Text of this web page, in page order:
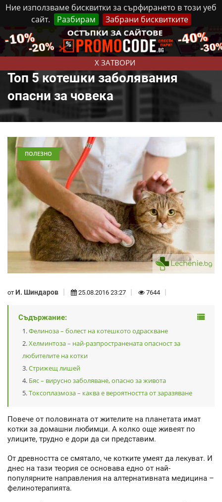
Ние използваме бисквитки за сърфирането в този уеб
сайт.
Разбирам Забрани бисквитките
X ЗАТВОРИ
Петък, 7 Август, 2026 Реклама Контакти
Топ 5 котешки заболявания
опасни за човека
ПОЛЕЗНО
от И. Шиндаров 25.08.2016 23:27 7644
Съдържание:
Фелиноза – болест на котешкото одраскване
Хелминтоза – най-разпространената опасност за
любителите на котки
Стрижещ лишей
Бяс – вирусно заболяване, опасно за живота
Токсоплазмоза – каква е вероятността от заразяване
Повече от половината от жителите на планетата имат
котки за домашни любимци. А колко още живеят по
улиците, трудно е дори да си представим.
От древността се смятало, че котките умеят да лекуват. И
днес на тази теория се основава едно от най-
популярните направления на алтернативната медицина –
фелинотерапията.